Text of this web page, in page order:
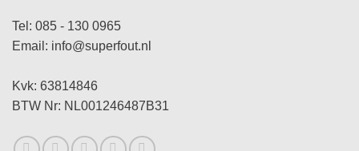
Tel: 085 - 130 0965
Email: info@superfout.nl
Kvk: 63814846
BTW Nr: NL001246487B31